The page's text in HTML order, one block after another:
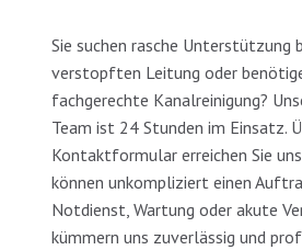
Sie suchen rasche Unterstützung
verstopften Leitung oder
fachgerechte Kanalreinigung?
Team ist 24 Stunden im Einsatz.
Kontaktformular erreichen Sie
können unkompliziert einen
Notdienst, Wartung oder akute
kümmern uns zuverlässig und